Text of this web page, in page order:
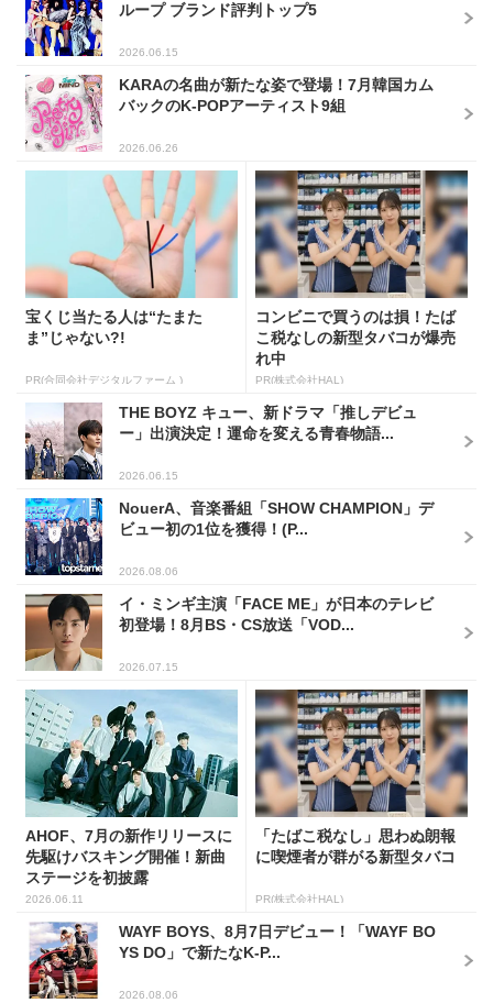
ループ ブランド評判トップ5
2026.06.15
KARAの名曲が新たな姿で登場！7月韓国カム
バックのK-POPアーティスト9組
2026.06.26
宝くじ当たる人は“たまた
ま”じゃない?!
PR(合同会社デジタルファーム )
コンビニで買うのは損！たば
こ税なしの新型タバコが爆売
れ中
PR(株式会社HAL)
THE BOYZ キュー、新ドラマ「推しデビュ
ー」出演決定！運命を変える青春物語...
2026.06.15
NouerA、音楽番組「SHOW CHAMPION」デ
ビュー初の1位を獲得！(P...
2026.08.06
イ・ミンギ主演「FACE ME」が日本のテレビ
初登場！8月BS・CS放送「VOD...
2026.07.15
AHOF、7月の新作リリースに
先駆けバスキング開催！新曲
ステージを初披露
2026.06.11
「たばこ税なし」思わぬ朗報
に喫煙者が群がる新型タバコ
PR(株式会社HAL)
WAYF BOYS、8月7日デビュー！「WAYF BO
YS DO」で新たなK-P...
2026.08.06